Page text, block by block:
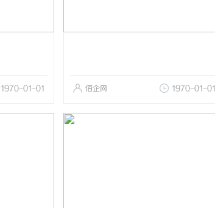
1970-01-01 佰企网 1970-01-01